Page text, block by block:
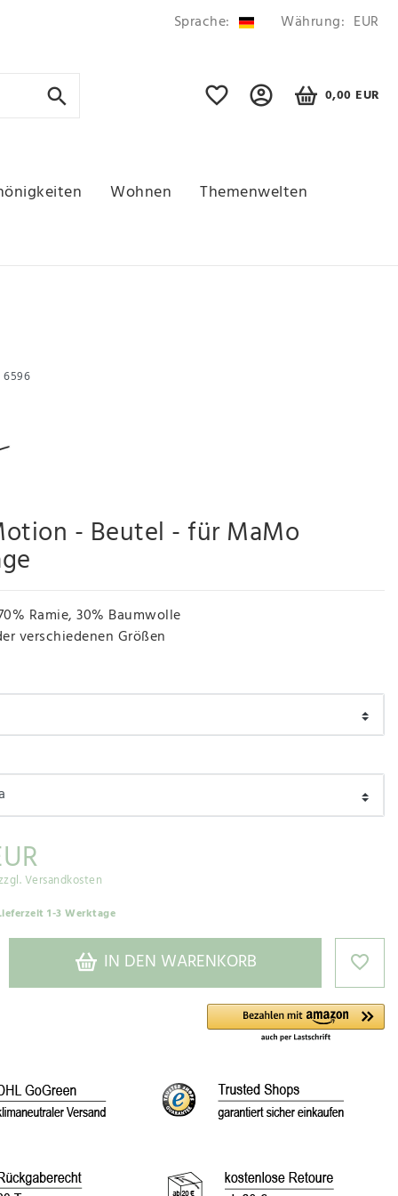
Sprache: Währung: EUR
0,00 EUR
Wohnen Themenwelten
6596
- Beutel - für MaMo
Ramie, 30% Baumwolle
verschiedenen Größen
Versandkosten
1-3 Werktage
IN DEN WARENKORB